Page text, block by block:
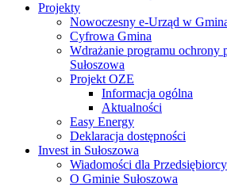
Projekty
Nowoczesny e-Urząd w
Cyfrowa Gmina
Wdrażanie programu ochrony
Sułoszowa
Projekt OZE
Informacja ogólna
Aktualności
Easy Energy
Deklaracja dostępności
Invest in Sułoszowa
Wiadomości dla Przedsiębiorcy
O Gminie Sułoszowa